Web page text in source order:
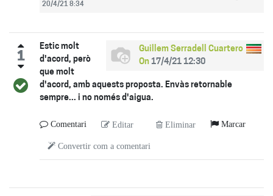
20/4/21 8:34
1
Guillem Serradell Cuartero
On 17/4/21 12:30
Estic molt
d'acord, però
que molt
d'acord, amb aquests proposta. Envàs retornable
sempre... i no només d'aigua.
Comentari Editar Eliminar Marcar
Convertir com a comentari